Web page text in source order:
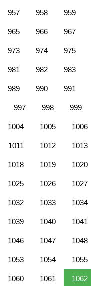
957 958 959
965 966 967
973 974 975
981 982 983
989 990 991
997 998 999
1004 1005 1006
1011 1012 1013
1018 1019 1020
1025 1026 1027
1032 1033 1034
1039 1040 1041
1046 1047 1048
1053 1054 1055
1060 1061 1062